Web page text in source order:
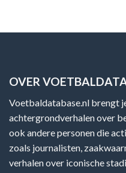
OVER
Voetbaldatabase.nl brengt
achtergrondverhalen over
ook andere personen die
zoals journalisten,
verhalen over iconische